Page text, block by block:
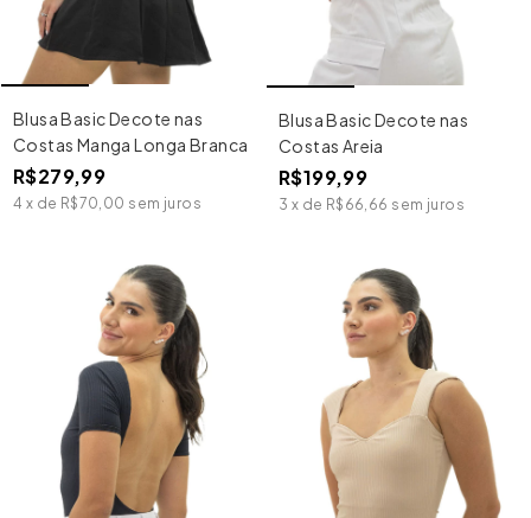
Blusa Basic Decote nas
Costas Manga Longa Branca
R$279,99
4 x de R$70,00 sem juros
Blusa Basic Decote nas
Costas Areia
R$199,99
3 x de R$66,66 sem juros